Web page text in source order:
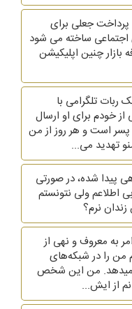
پرداخت جعلی برای
اجتماعی ساخته می شود
چنین اپلیکیشن
تلگرامی با
خودم برای او ارسال
است و هر روز از من
تهدید می...
گیاهی پیدا شده، در صورتی
اطلاعم ولی نتونستم
نرم؟
به معروف و نهی از
من را در شبکه‌های
نمیدهد. من این شخص
از ایش...